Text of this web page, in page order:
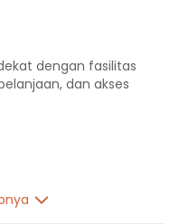
dengan fasilitas
dan akses